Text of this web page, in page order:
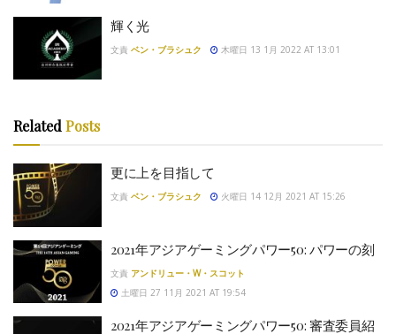
輝く光
文責 ベン・ブラシュク 木曜日 13 1月 2022 AT 13:01
Related Posts
更に上を目指して
文責 ベン・ブラシュク 火曜日 14 12月 2021 AT 15:26
2021年アジアゲーミングパワー50: パワーの刻
文責 アンドリュー・W・スコット
土曜日 27 11月 2021 AT 19:54
2021年アジアゲーミングパワー50: 審査委員紹